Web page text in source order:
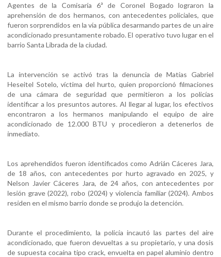
Agentes de la Comisaría 6ª de Coronel Bogado lograron la
aprehensión de dos hermanos, con antecedentes policiales, que
fueron sorprendidos en la vía pública desarmando partes de un aire
acondicionado presuntamente robado. El operativo tuvo lugar en el
barrio Santa Librada de la ciudad.
La intervención se activó tras la denuncia de Matías Gabriel
Heseitel Sotelo, víctima del hurto, quien proporcionó filmaciones
de una cámara de seguridad que permitieron a los policías
identificar a los presuntos autores. Al llegar al lugar, los efectivos
encontraron a los hermanos manipulando el equipo de aire
acondicionado de 12.000 BTU y procedieron a detenerlos de
inmediato.
Los aprehendidos fueron identificados como Adrián Cáceres Jara,
de 18 años, con antecedentes por hurto agravado en 2025, y
Nelson Javier Cáceres Jara, de 24 años, con antecedentes por
lesión grave (2022), robo (2024) y violencia familiar (2024). Ambos
residen en el mismo barrio donde se produjo la detención.
Durante el procedimiento, la policía incautó las partes del aire
acondicionado, que fueron devueltas a su propietario, y una dosis
de supuesta cocaína tipo crack, envuelta en papel aluminio dentro